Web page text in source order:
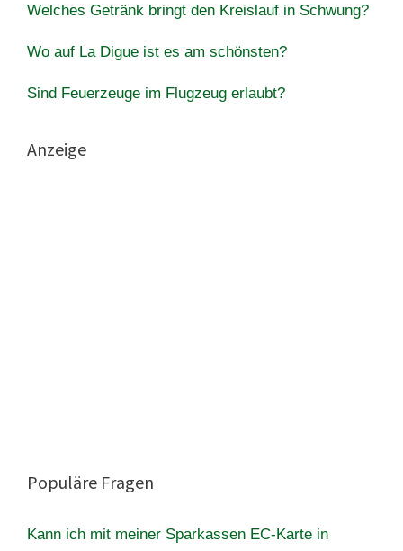
Welches Getränk bringt den Kreislauf in Schwung?
Wo auf La Digue ist es am schönsten?
Sind Feuerzeuge im Flugzeug erlaubt?
Anzeige
Populäre Fragen
Kann ich mit meiner Sparkassen EC-Karte in